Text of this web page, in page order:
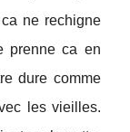
ne rechigne
prenne ca en
dure comme
les vieilles.